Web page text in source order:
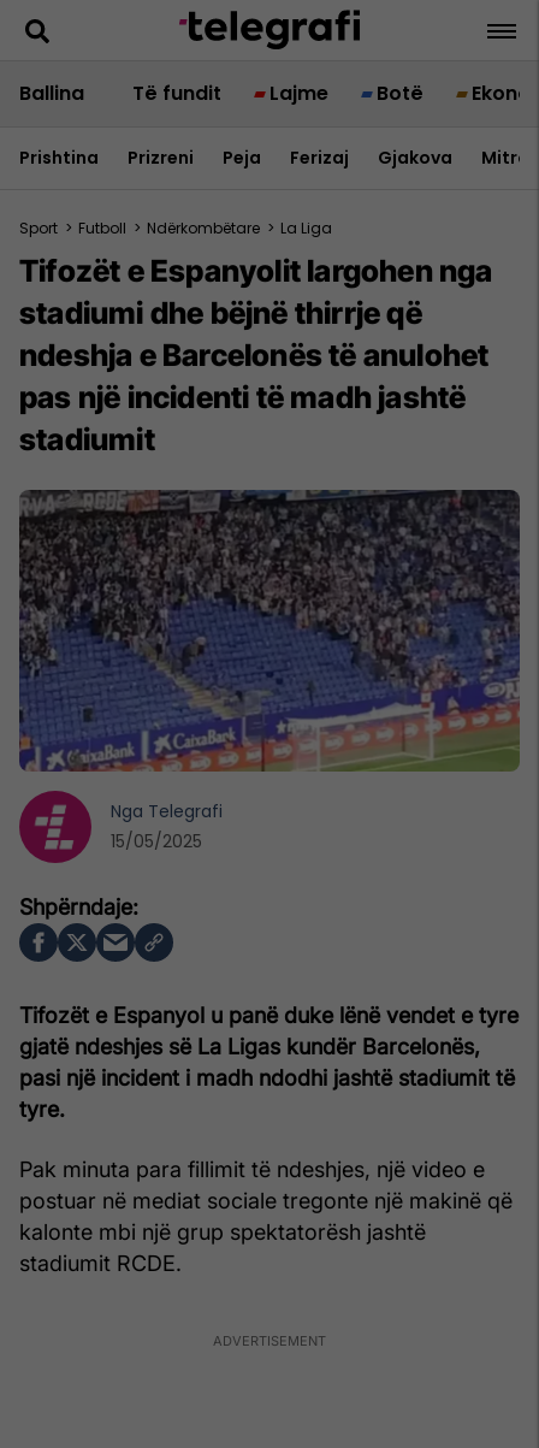
Ballina Të fundit Lajme Botë
Prishtina Prizreni Peja Ferizaj Gjakova
Sport > Futboll > Ndërkombëtare > La Liga
Tifozët e Espanyolit largohen nga
stadiumi dhe bëjnë thirrje që
ndeshja e Barcelonës të anulohet
pas një incidenti të madh jashtë
stadiumit
Tifozët e Espanyol u panë duke lënë vendet e tyre
gjatë ndeshjes së La Ligas kundër Barcelonës,
pasi një incident i madh ndodhi jashtë stadiumit të
tyre.
Pak minuta para fillimit të ndeshjes, një video e
postuar në mediat sociale tregonte një makinë që
kalonte mbi një grup spektatorësh jashtë
stadiumit RCDE.
Nga Telegrafi
15/05/2025